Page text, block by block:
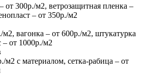
от 300р./м2, ветрозащитная пленка –
– от 350р./м2
м2, вагонка – от 600р./м2, штукатурка
– от 1000р./м2
м2 с материалом, сетка-рабица – от